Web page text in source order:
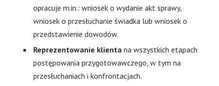
opracuje m.in.: wniosek o wydanie akt sprawy,
wniosek o przesłuchanie świadka lub wniosek o
przedstawienie dowodów.
Reprezentowanie klientana wszystkich etapach
postępowania przygotowawczego, w tym na
przesłuchaniach i konfrontacjach.